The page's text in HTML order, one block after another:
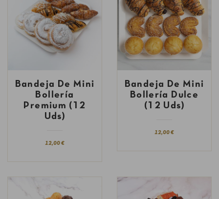
Bandeja De Mini
Bollería
Premium (12
Uds)
12,00 €
Bandeja De Mini
Bollería Dulce
(12 Uds)
12,00 €